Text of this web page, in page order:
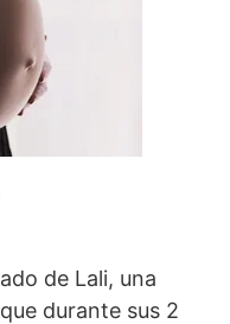
de Lali, una
durante sus 2